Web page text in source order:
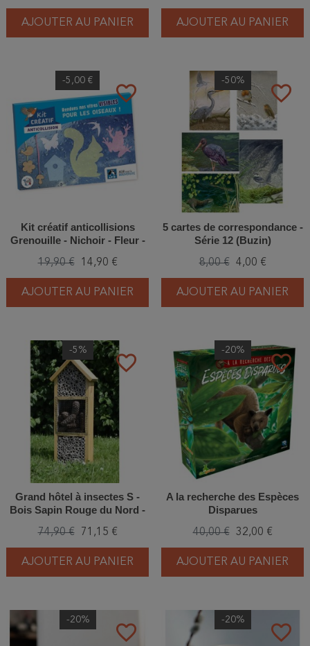
AJOUTER AU PANIER AJOUTER AU PANIER
favorite_border
-5,00 €
Kit créatif anticollisions
Grenouille - Nichoir - Fleur -
19,90 € 14,90 €
AJOUTER AU PANIER
favorite_border
-50%
5 cartes de correspondance -
Série 12 (Buzin)
8,00 € 4,00 €
AJOUTER AU PANIER
favorite_border
-5%
Grand hôtel à insectes S -
Bois Sapin Rouge du Nord -
74,90 € 71,15 €
AJOUTER AU PANIER
favorite_border
-20%
A la recherche des Espèces
Disparues
40,00 € 32,00 €
AJOUTER AU PANIER
favorite_border
-20%
favorite_border
-20%